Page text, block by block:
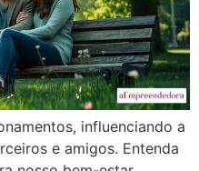
influenciando a
e amigos. Entenda